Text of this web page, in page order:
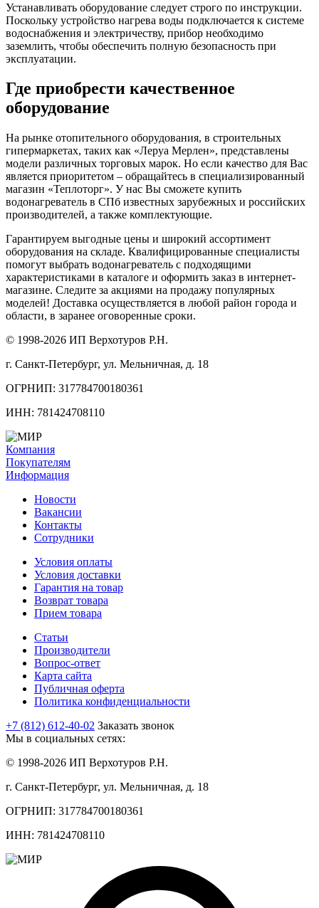
Устанавливать оборудование следует строго по инструкции.
Поскольку устройство нагрева воды подключается к системе
водоснабжения и электричеству, прибор необходимо
заземлить, чтобы обеспечить полную безопасность при
эксплуатации.
Где приобрести качественное
оборудование
На рынке отопительного оборудования, в строительных
гипермаркетах, таких как «Леруа Мерлен», представлены
модели различных торговых марок. Но если качество для Вас
является приоритетом – обращайтесь в специализированный
магазин «Теплоторг». У нас Вы сможете купить
водонагреватель в СПб известных зарубежных и российских
производителей, а также комплектующие.
Гарантируем выгодные цены и широкий ассортимент
оборудования на складе. Квалифицированные специалисты
помогут выбрать водонагреватель с подходящими
характеристиками в каталоге и оформить заказ в интернет-
магазине. Следите за акциями на продажу популярных
моделей! Доставка осуществляется в любой район города и
области, в заранее оговоренные сроки.
© 1998-2026 ИП Верхотуров Р.Н.
г. Санкт-Петербург, ул. Мельничная, д. 18
ОГРНИП: 317784700180361
ИНН: 781424708110
Компания
Покупателям
Информация
Новости
Вакансии
Контакты
Сотрудники
Условия оплаты
Условия доставки
Гарантия на товар
Возврат товара
Прием товара
Статьи
Производители
Вопрос-ответ
Карта сайта
Публичная оферта
Политика конфиденциальности
+7 (812) 612-40-02 Заказать звонок
Мы в социальных сетях:
© 1998-2026 ИП Верхотуров Р.Н.
г. Санкт-Петербург, ул. Мельничная, д. 18
ОГРНИП: 317784700180361
ИНН: 781424708110